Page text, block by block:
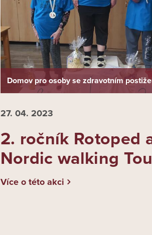
Domov pro osoby se zdravotním
27. 04. 2023
2. ročník Rotoped
Nordic walking
Více o této akci